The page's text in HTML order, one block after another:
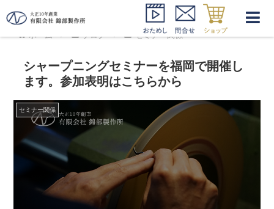
ホーム ブログ セミナー関係
シャープニングセミナーを福岡で開催し
ます。参加表明はこちらから
セミナー関係